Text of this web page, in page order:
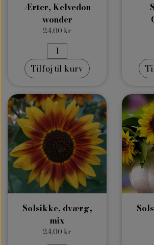
Ærter, Kelvedon
wonder
24,00 kr
Tilføj til kurv
Solsikke, dværg,
mix
24,00 kr